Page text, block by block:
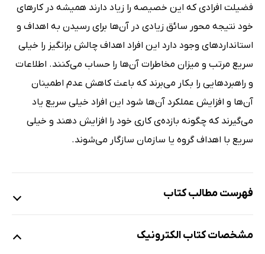
فضیلت افرادی که این خصیصه را زیاد دارند همیشه در کارهای
خود نتیجه محور سائق زیادی در آن‌ها برای رسیدن به اهداف و
استانداردهای وجود دارد این افراد اهداف چالش برانگیز را خیلی
سریع مرتب و میزان مخاطرات آن‌ها را حساب می‌کنند. اطلاعات
و راهبردهایی را بکار می‌برند که باعث کاهش عدم اطمینان
آن‌ها و افزایش عملکرد آن‌ها شود این افراد خیلی سریع یاد
می‌گیرند که چگونه بازده‌ی کاری خود را افزایش دهند و خیلی
سریع با اهداف گروه یا سازمان سازگار می‌شوند.
فهرست مطالب کتاب
مشخصات کتاب الکترونیک